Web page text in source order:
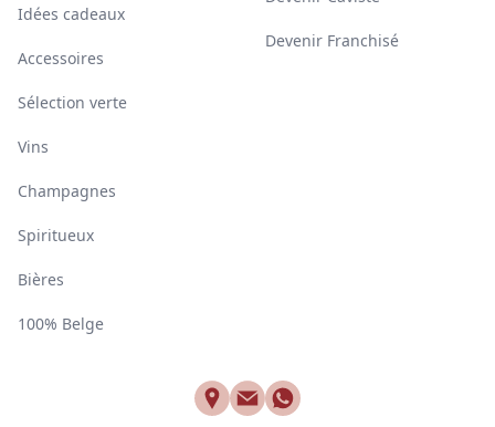
Idées cadeaux
Accessoires
Sélection verte
Vins
Champagnes
Spiritueux
Bières
100% Belge
Devenir Franchisé